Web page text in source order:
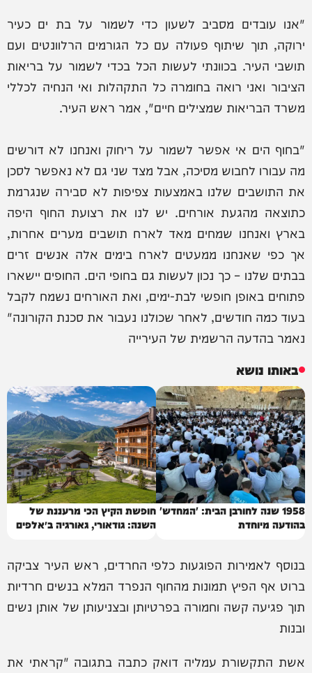
"אנו עובדים מסביב לשעון כדי לשמור על בת ים כעיר
ירוקה, תוך שיתוף פעולה עם כל הגורמים הרלוונטים ועם
תושבי העיר. בכוונתי לעשות הכל בכדי לשמור על בריאות
הציבור ואני רואה בחומרה כל התקהלות ואי הנחיה לכללי
משרד הבריאות שמצילים חיים", אמר ראש העיר.
"בחוף הים אי אפשר לשמור על ריחוק ואנחנו לא דורשים
מה עבורו לחבוש מסיכה, אבל מצד שני גם לא נאפשר לסכן
את התושבים שלנו באמצעות צפיפות לא סבירה שנגרמת
כתוצאה מהגעת אורחים. יש לנו את רצועת החוף היפה
בארץ ואנחנו שמחים מאד לארח תושבים מערים אחרות,
אך כפי שאנחנו ממעטים לארח בימים אלה אנשים זרים
בבתים שלנו – כך נכון לעשות גם בחופי הים. החופים יישארו
פתוחים באופן חופשי לבת-ימים, ואת האורחים נשמח לקבל
בעוד כמה חודשים, לאחר שכולנו נעבור את סכנת הקורונה"
נאמר בהדעה הרשמית של העירייה
באותו נושא
1958 שנה לחורבן הבית: 'המחדש'
בהודעה מיוחדת
חופשת הקיץ הכי מרעננת של
השנה: גודאורי, גאורגיה ב״אלפים
בנוסף לאמירות הפוגעות כלפי החרדים, ראש העיר צביקה
ברוט אף הפיץ תמונות מהחוף הנפרד המלא בנשים חרדיות
תוך פגיעה קשה וחמורה בפרטיותן ובצניעותן של אותן נשים
ובנות
‏אשת התקשורת עמליה דואק כתבה בתגובה "קראתי את